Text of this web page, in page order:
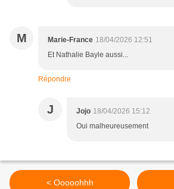
M Marie-France 18/04/2026 12:51
Et Nathalie Bayle aussi...
Répondre
J Jojo 18/04/2026 15:12
Oui malheureusement
< Ooooohhh